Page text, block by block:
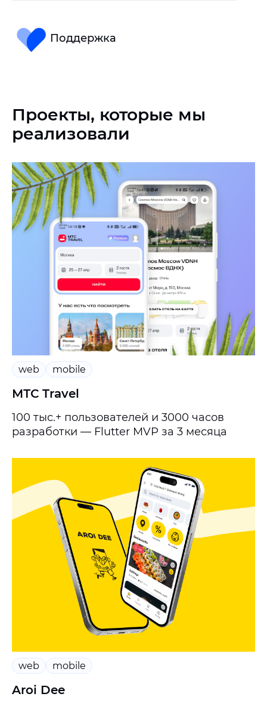
Поддержка
Проекты, которые мы
реализовали
web mobile
МТС Travel
100 тыс.+ пользователей и 3000 часов
разработки — Flutter MVP за 3 месяца
web mobile
Aroi Dee